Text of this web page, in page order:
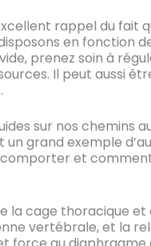
rappel du fait
en fonction
prenez soin à
Il peut aussi
sur nos chemins
un grand exemple
et
la cage thoracique
vertébrale, et la